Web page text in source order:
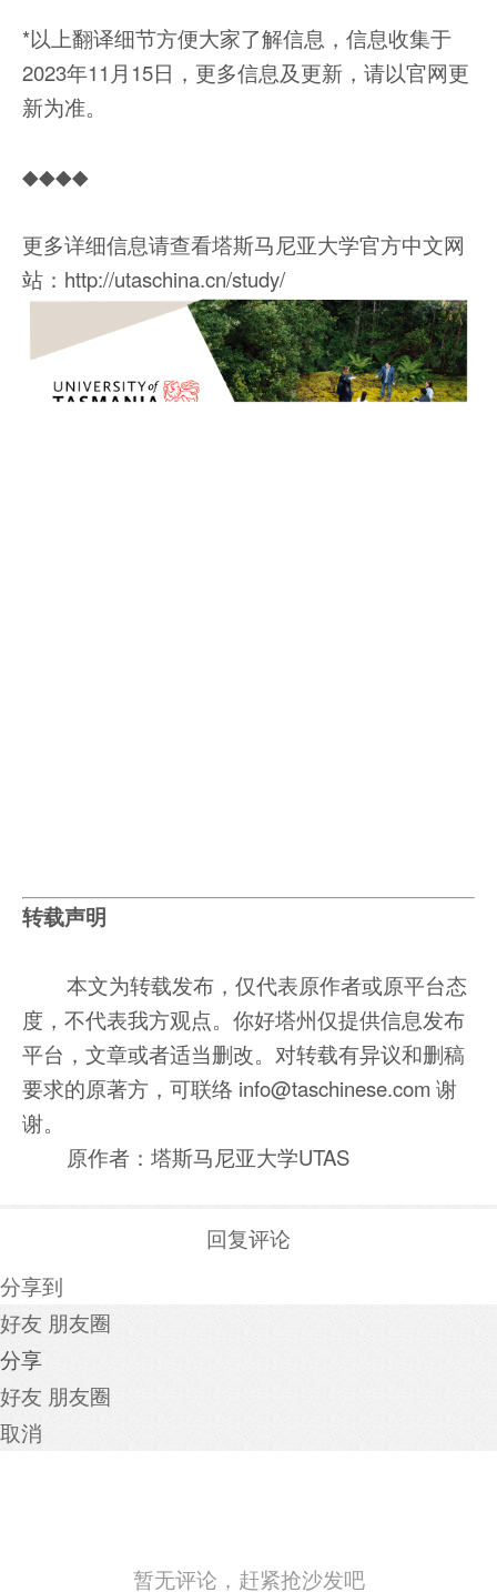
*以上翻译细节方便大家了解信息，信息收集于
2023年11月15日，更多信息及更新，请以官网更
新为准。
◆◆◆◆
更多详细信息请查看塔斯马尼亚大学官方中文网
站：http://utaschina.cn/study/
转载声明
本文为转载发布，仅代表原作者或原平台态
度，不代表我方观点。你好塔州仅提供信息发布
平台，文章或者适当删改。对转载有异议和删稿
要求的原著方，可联络 info@taschinese.com 谢
谢。
原作者：塔斯马尼亚大学UTAS
回复评论
分享到
好友 朋友圈
分享
好友 朋友圈
取消
暂无评论，赶紧抢沙发吧